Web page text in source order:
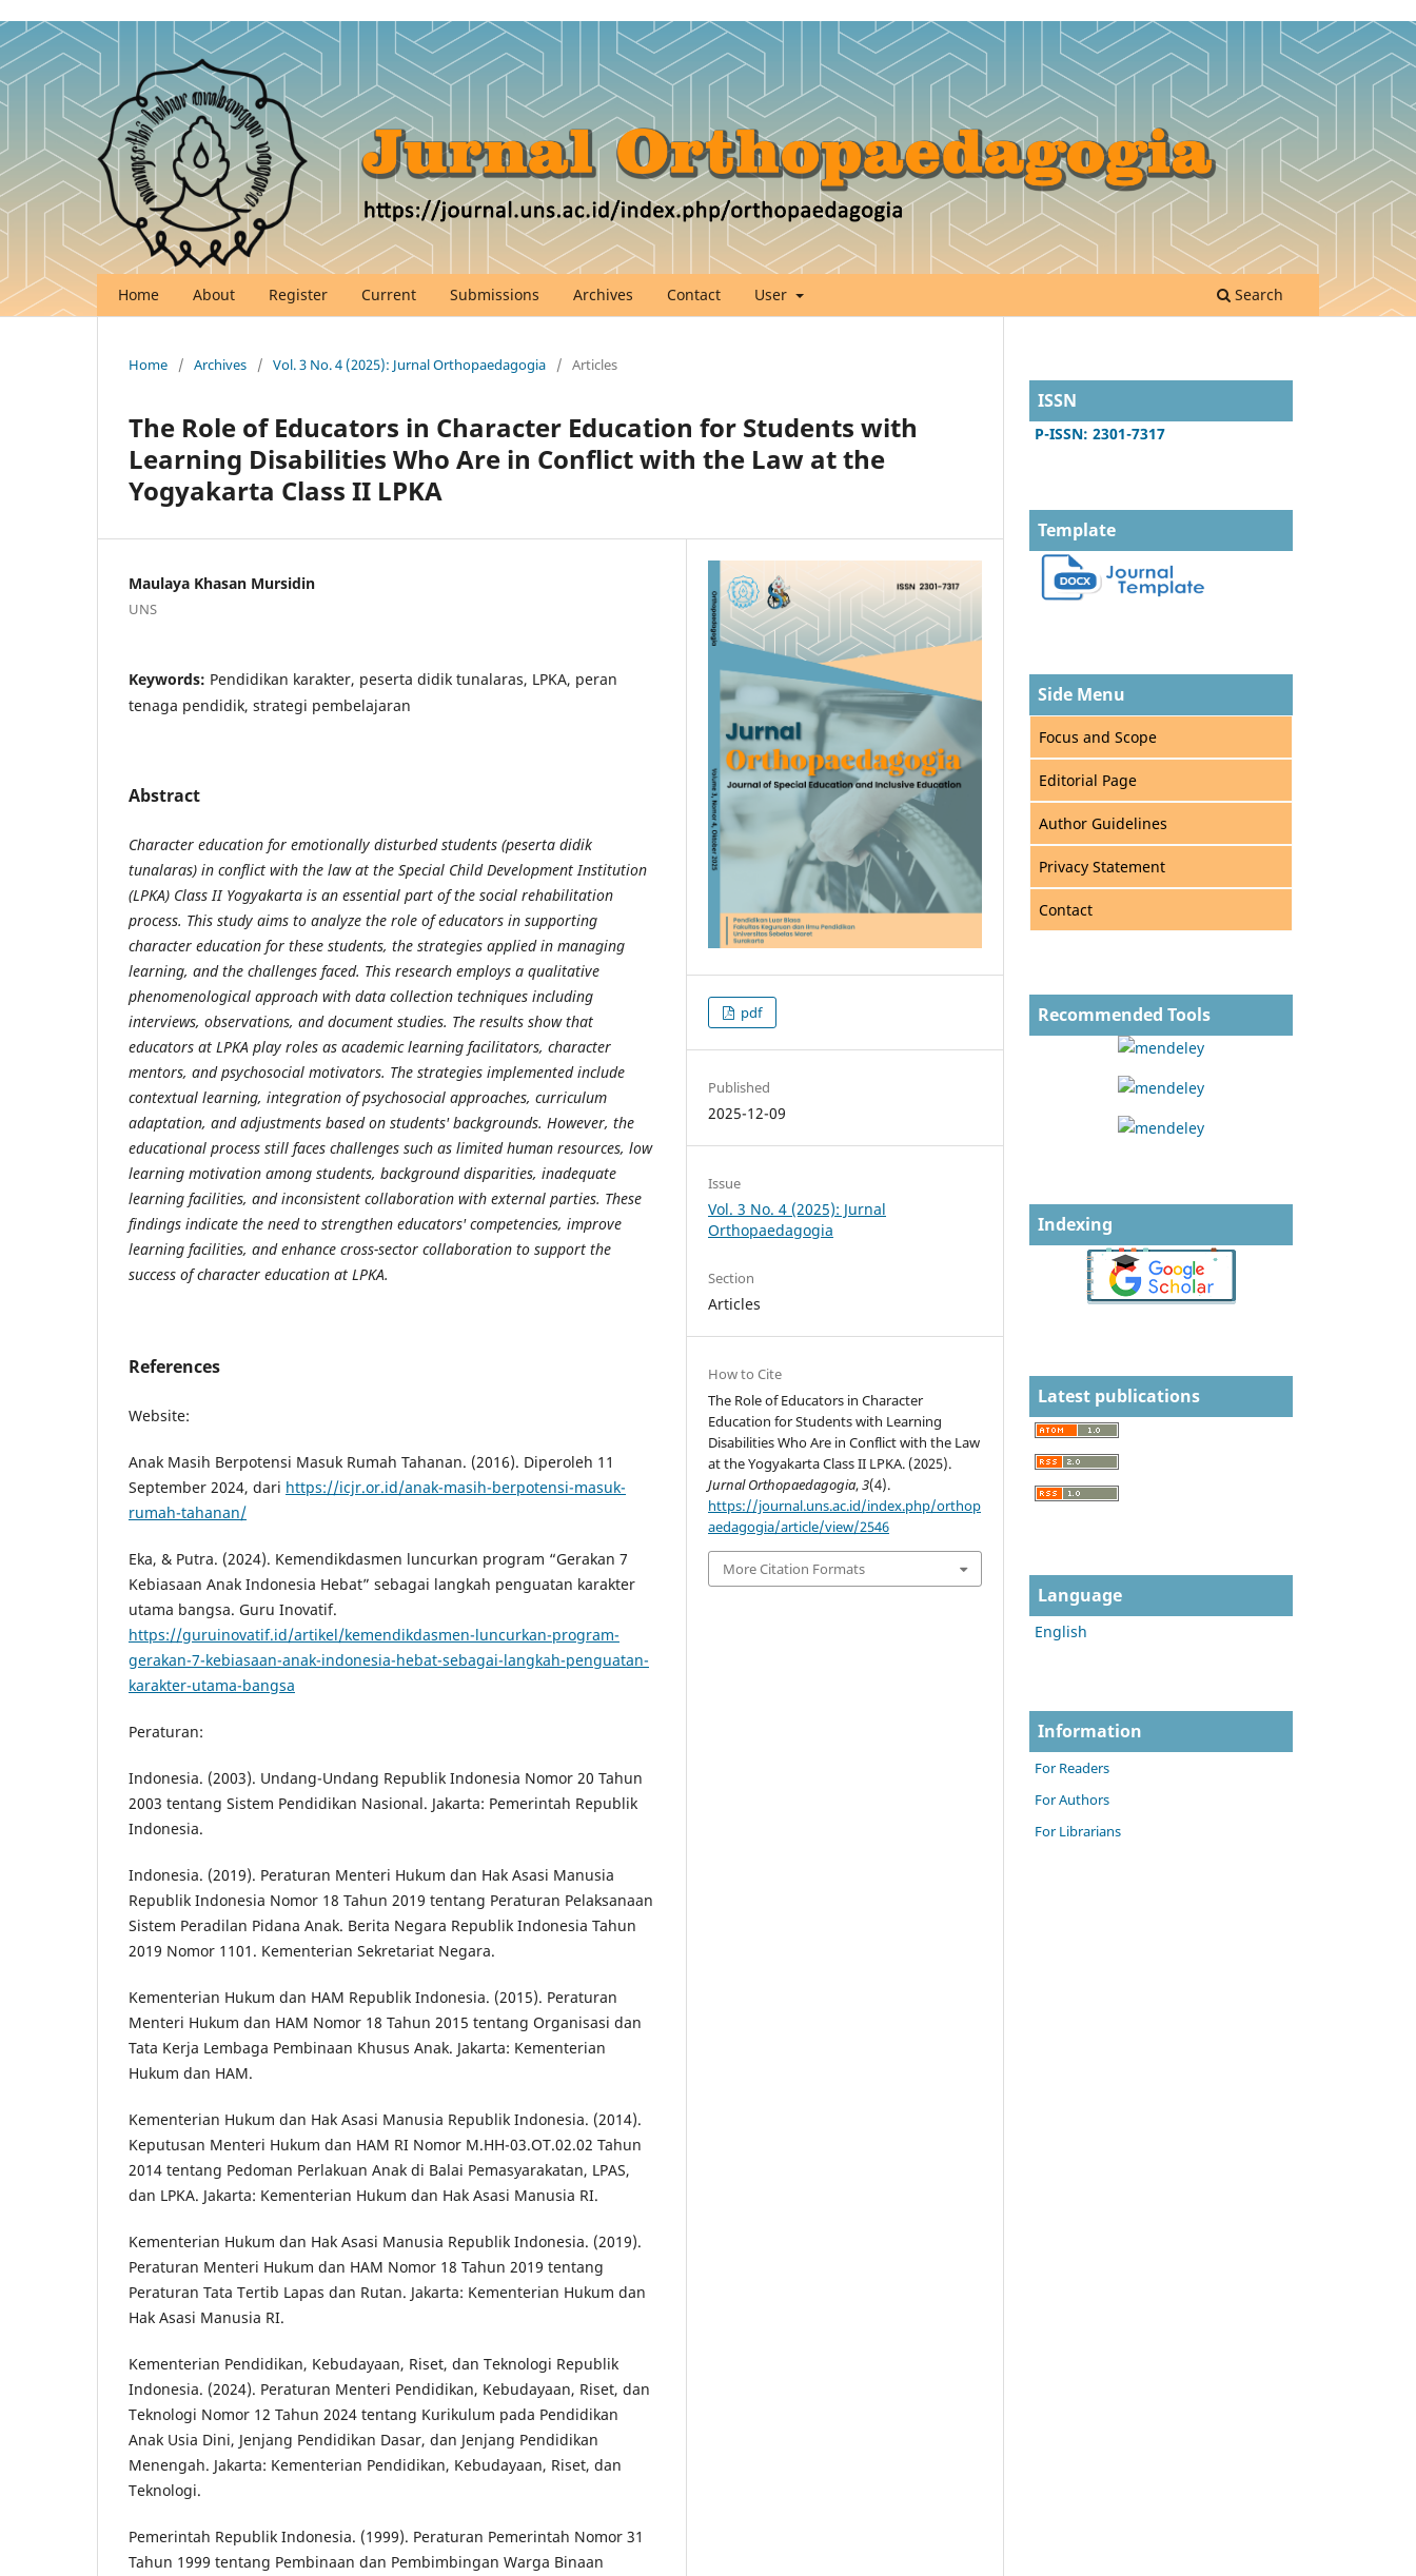
Home About Register Current Submissions Archives Contact User Search
Home / Archives / Vol. 3 No. 4 (2025): Jurnal Orthopaedagogia / Articles
The Role of Educators in Character Education for Students with
Learning Disabilities Who Are in Conflictwith the Law at the
Yogyakarta Class II LPKA
Maulaya Khasan Mursidin
UNS
Keywords: Pendidikan karakter, peserta didik tunalaras, LPKA, peran
tenaga pendidik, strategi pembelajaran
Abstract
Character education for emotionally disturbed students (peserta didik
tunalaras) in conflict with the law at the Special Child Development Institution
(LPKA) Class II Yogyakarta is an essential part of the social rehabilitation
process. This study aims to analyze the role of educators in supporting
character education for these students, the strategies applied in managing
learning, and the challenges faced. This research employs a qualitative
phenomenological approach with data collection techniques including
interviews, observations, and document studies. The results show that
educators at LPKA play roles as academic learning facilitators, character
mentors, andpsychosocial motivators. The strategies implemented include
contextual learning, integration ofpsychosocial approaches, curriculum
adaptation, and adjustments based on students'backgrounds. However, the
educational process still faces challenges such as limited human resources, low
learning motivation among students, background disparities, inadequate
learning facilities, and inconsistent collaboration with external parties. These
findings indicate the need to strengthen educators' competencies, improve
learning facilities, and enhance cross-sector collaboration to support the
success of character education at LPKA.
References
Website:
Anak Masih Berpotensi Masuk Rumah Tahanan. (2016). Diperoleh 11
September 2024, dari https://icjr.or.id/anak-masih-berpotensi-masuk-
rumah-tahanan/
Eka, & Putra. (2024). Kemendikdasmen luncurkan program “Gerakan 7
Kebiasaan Anak Indonesia Hebat” sebagai langkah penguatan karakter
utama bangsa. Guru Inovatif.
https://guruinovatif.id/artikel/kemendikdasmen-luncurkan-program-
gerakan-7-kebiasaan-anak-indonesia-hebat-sebagai-langkah-penguatan-
karakter-utama-bangsa
Peraturan:
Indonesia. (2003). Undang-Undang Republik Indonesia Nomor 20 Tahun
2003 tentang Sistem Pendidikan Nasional. Jakarta: Pemerintah Republik
Indonesia.
Indonesia. (2019). Peraturan Menteri Hukum dan Hak Asasi Manusia
Republik Indonesia Nomor 18 Tahun 2019 tentang Peraturan Pelaksanaan
Sistem Peradilan Pidana Anak. Berita Negara Republik Indonesia Tahun
2019 Nomor 1101. Kementerian Sekretariat Negara.
Kementerian Hukum dan HAM Republik Indonesia. (2015). Peraturan
Menteri Hukum dan HAM Nomor 18 Tahun 2015 tentang Organisasi dan
Tata Kerja Lembaga Pembinaan Khusus Anak. Jakarta: Kementerian
Hukum dan HAM.
Kementerian Hukum dan Hak Asasi Manusia Republik Indonesia. (2014).
Keputusan Menteri Hukum dan HAM RI Nomor M.HH-03.OT.02.02 Tahun
2014 tentang Pedoman Perlakuan Anak di Balai Pemasyarakatan, LPAS,
dan LPKA. Jakarta: Kementerian Hukum dan Hak Asasi Manusia RI.
Kementerian Hukum dan Hak Asasi Manusia Republik Indonesia. (2019).
Peraturan Menteri Hukum dan HAM Nomor 18 Tahun 2019 tentang
Peraturan Tata Tertib Lapas dan Rutan. Jakarta: Kementerian Hukum dan
Hak Asasi Manusia RI.
Kementerian Pendidikan, Kebudayaan, Riset, dan Teknologi Republik
Indonesia. (2024). Peraturan Menteri Pendidikan, Kebudayaan, Riset, dan
Teknologi Nomor 12 Tahun 2024 tentang Kurikulum pada Pendidikan
Anak Usia Dini, Jenjang Pendidikan Dasar, dan Jenjang Pendidikan
Menengah. Jakarta: Kementerian Pendidikan, Kebudayaan, Riset, dan
Teknologi.
Pemerintah Republik Indonesia. (1999). Peraturan Pemerintah Nomor 31
Tahun 1999 tentang Pembinaan dan Pembimbingan Warga Binaan
pdf
Published
2025-12-09
Issue
Vol. 3 No. 4 (2025): Jurnal
Orthopaedagogia
Section
Articles
How to Cite
The Role of Educators in Character
Education for Students with Learning
Disabilities Who Are in Conflict with the Law
at the Yogyakarta Class II LPKA. (2025).
Jurnal Orthopaedagogia,3(4).
https://journal.uns.ac.id/index.php/orthop
aedagogia/article/view/2546
More Citation Formats
ISSN
P-ISSN: 2301-7317
Template
Side Menu
Focus and Scope
Editorial Page
Author Guidelines
Privacy Statement
Contact
Recommended Tools
Indexing
Latest publications
Language
English
Information
For Readers
For Authors
For Librarians